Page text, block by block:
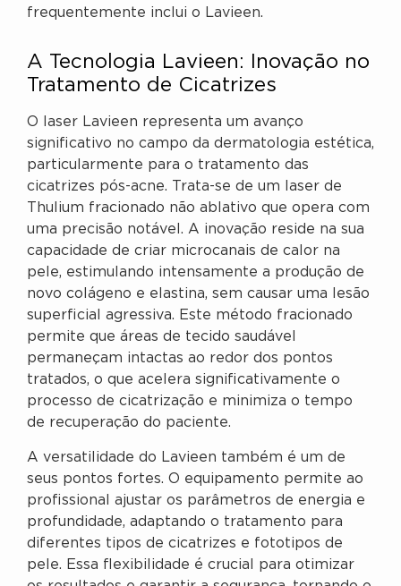
frequentemente inclui o Lavieen.
A Tecnologia Lavieen: Inovação no
Tratamento de Cicatrizes
O laser Lavieen representa um avanço
significativo no campo da dermatologia estética,
particularmente para o tratamento das
cicatrizes pós-acne. Trata-se de um laser de
Thulium fracionado não ablativo que opera com
uma precisão notável. A inovação reside na sua
capacidade de criar microcanais de calor na
pele, estimulando intensamente a produção de
novo colágeno e elastina, sem causar uma lesão
superficial agressiva. Este método fracionado
permite que áreas de tecido saudável
permaneçam intactas ao redor dos pontos
tratados, o que acelera significativamente o
processo de cicatrização e minimiza o tempo
de recuperação do paciente.
A versatilidade do Lavieen também é um de
seus pontos fortes. O equipamento permite ao
profissional ajustar os parâmetros de energia e
profundidade, adaptando o tratamento para
diferentes tipos de cicatrizes e fototipos de
pele. Essa flexibilidade é crucial para otimizar